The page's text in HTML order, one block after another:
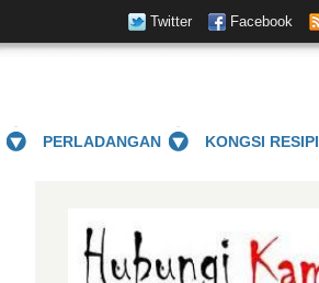
Twitter Facebook
PERLADANGAN KONGSI RESIPI